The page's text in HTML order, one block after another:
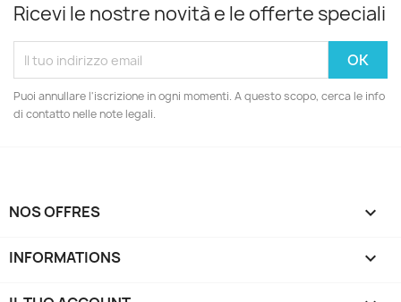
Ricevi le nostre novità e le offerte speciali
Puoi annullare l'iscrizione in ogni momenti. A questo scopo, cerca le info
di contatto nelle note legali.
NOS OFFRES 
INFORMATIONS 